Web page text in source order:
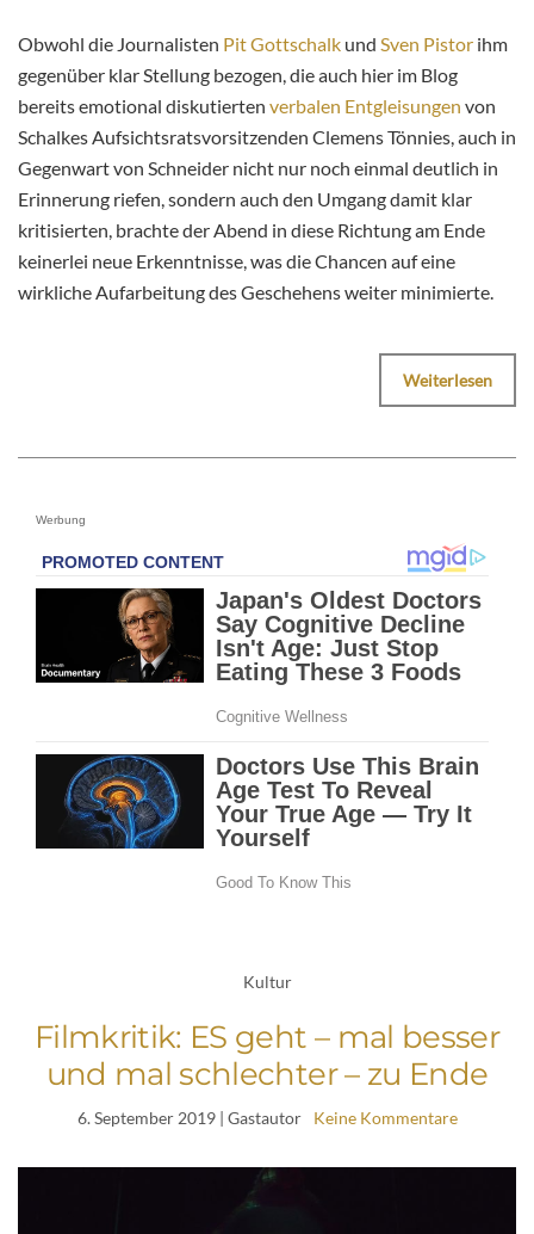
Obwohl die Journalisten Pit Gottschalk und Sven Pistor ihm
gegenüber klar Stellung bezogen, die auch hier im Blog
bereits emotional diskutierten verbalen Entgleisungen von
Schalkes Aufsichtsratsvorsitzenden Clemens Tönnies, auch in
Gegenwart von Schneider nicht nur noch einmal deutlich in
Erinnerung riefen, sondern auch den Umgang damit klar
kritisierten, brachte der Abend in diese Richtung am Ende
keinerlei neue Erkenntnisse, was die Chancen auf eine
wirkliche Aufarbeitung des Geschehens weiter minimierte.
Weiterlesen
Werbung
Kultur
Filmkritik: ES geht – mal besser
und mal schlechter – zu Ende
6. September 2019| Gastautor Keine Kommentare